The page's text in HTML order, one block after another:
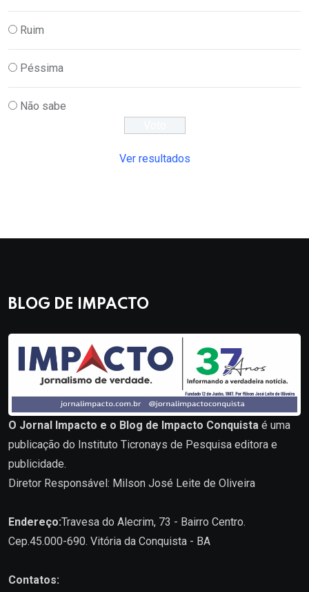
Ruim
Péssima
Não sabe
Ver resultados
BLOG DE IMPACTO
O Jornal Impacto e o Blog de Impacto Conquista é uma
publicação do Instituto Ticronays de Pesquisa editora e
publicidade.
Diretor Responsável: Milson José Leite de Oliveira
Endereço:Travesa do Alecrim, 73 - Bairro Centro.
Cep.45.000-690. Vitória da Conquista - BA
Contatos: